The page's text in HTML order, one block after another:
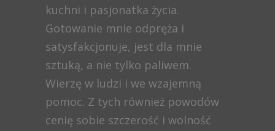
kuchni i pasjonatka życia.
Gotowanie mnie odpręża i
satysfakcjonuje, jest dla mnie
sztuką, a nie tylko paliwem.
Wierzę w ludzi i we wzajemną
pomoc. Z tych również powodów
cenię sobie szczerość i wolność